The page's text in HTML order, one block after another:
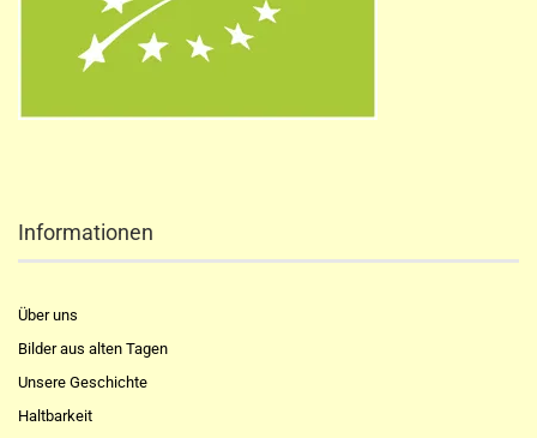
Informationen
Über uns
Bilder aus alten Tagen
Unsere Geschichte
Haltbarkeit